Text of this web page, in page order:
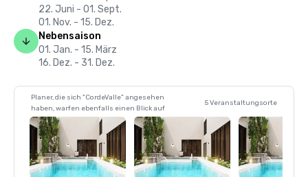
22. Juni - 01. Sept.
01. Nov. - 15. Dez.
Nebensaison
01. Jan. - 15. März
16. Dez. - 31. Dez.
Planer, die sich "CordeValle" angesehen
haben, warfen ebenfalls einen Blick auf
5 Veranstaltungsorte